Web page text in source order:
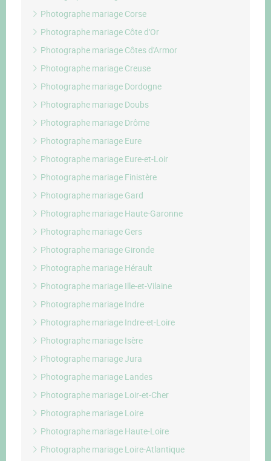
Photographe mariage Corse
Photographe mariage Côte d'Or
Photographe mariage Côtes d'Armor
Photographe mariage Creuse
Photographe mariage Dordogne
Photographe mariage Doubs
Photographe mariage Drôme
Photographe mariage Eure
Photographe mariage Eure-et-Loir
Photographe mariage Finistère
Photographe mariage Gard
Photographe mariage Haute-Garonne
Photographe mariage Gers
Photographe mariage Gironde
Photographe mariage Hérault
Photographe mariage Ille-et-Vilaine
Photographe mariage Indre
Photographe mariage Indre-et-Loire
Photographe mariage Isère
Photographe mariage Jura
Photographe mariage Landes
Photographe mariage Loir-et-Cher
Photographe mariage Loire
Photographe mariage Haute-Loire
Photographe mariage Loire-Atlantique